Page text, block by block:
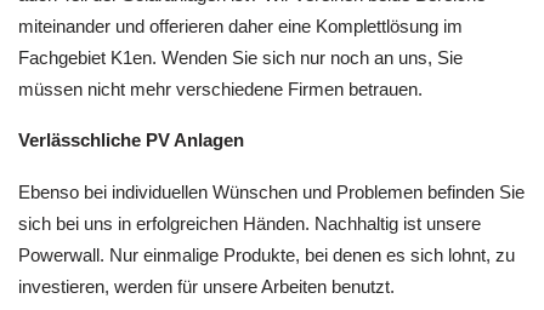
miteinander und offerieren daher eine Komplettlösung im
Fachgebiet K1en. Wenden Sie sich nur noch an uns, Sie
müssen nicht mehr verschiedene Firmen betrauen.
Verlässchliche PV Anlagen
Ebenso bei individuellen Wünschen und Problemen befinden Sie
sich bei uns in erfolgreichen Händen. Nachhaltig ist unsere
Powerwall. Nur einmalige Produkte, bei denen es sich lohnt, zu
investieren, werden für unsere Arbeiten benutzt.